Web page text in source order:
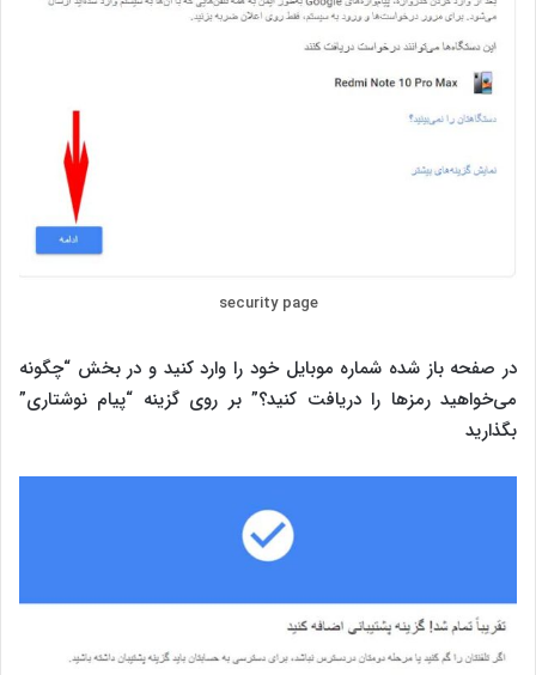
security page
در صفحه باز شده شماره موبایل خود را وارد کنید و در بخش “چگونه
می‌خواهید رمزها را دریافت کنید؟” بر روی گزینه “پیام نوشتاری”
بگذارید